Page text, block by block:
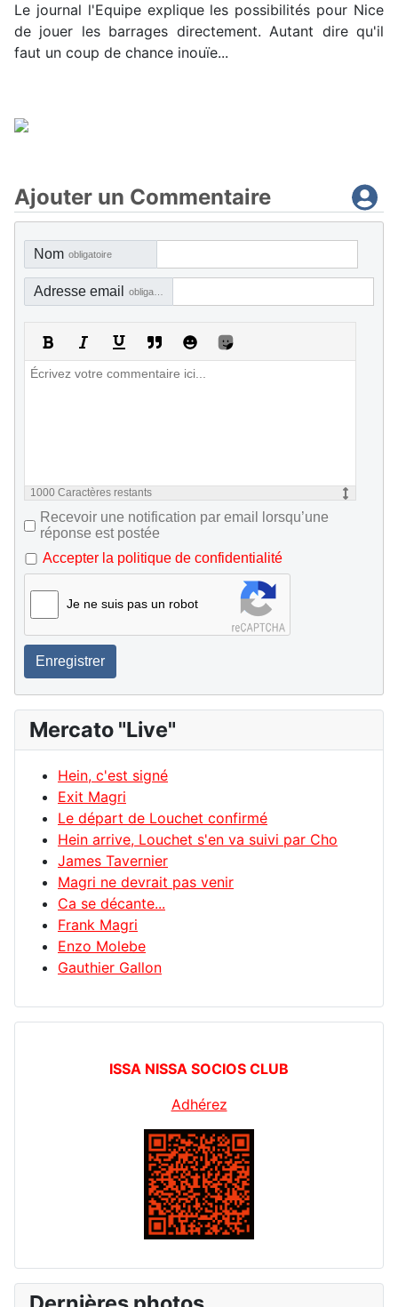
Le journal l'Equipe explique les possibilités pour Nice
de jouer les barrages directement. Autant dire qu'il
faut un coup de chance inouïe...
Ajouter un Commentaire
Nom obligatoire
Adresse email
1000 Caractères restants
Recevoir une notification par email lorsqu’une
réponse est postée
Accepter la politique de confidentialité
Je ne suis pas un robot
Enregistrer
Mercato "Live"
Hein, c'est signé
Exit Magri
Le départ de Louchet confirmé
Hein arrive, Louchet s'en va suivi par Cho
James Tavernier
Magri ne devrait pas venir
Ca se décante...
Frank Magri
Enzo Molebe
Gauthier Gallon
ISSA NISSA SOCIOS CLUB
Adhérez